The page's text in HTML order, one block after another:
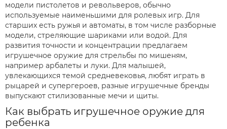
модели пистолетов и револьверов, обычно
используемые наименьшими для ролевых игр. Для
старших есть ружья и автоматы, в том числе разборные
модели, стреляющие шариками или водой. Для
развития точности и концентрации предлагаем
игрушечное оружие для стрельбы по мишеням,
например арбалеты и луки. Для малышей,
увлекающихся темой средневековья, любят играть в
рыцарей и супергероев, разные игрушечные бренды
выпускают стилизованные мечи и щиты.
Как выбрать игрушечное оружие для
ребенка